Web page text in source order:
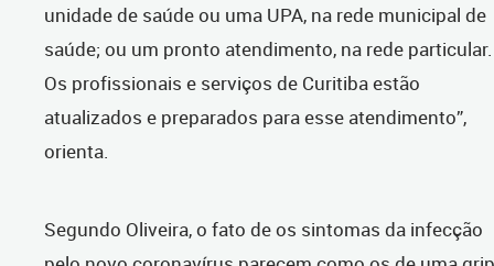
unidade de saúde ou uma UPA, na rede municipal de
saúde; ou um pronto atendimento, na rede particular.
Os profissionais e serviços de Curitiba estão
atualizados e preparados para esse atendimento”,
orienta.
Segundo Oliveira, o fato de os sintomas da infecção